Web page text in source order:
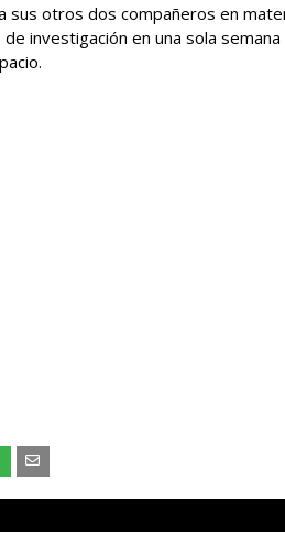
sus otros dos compañeros en
investigación en una sola semana